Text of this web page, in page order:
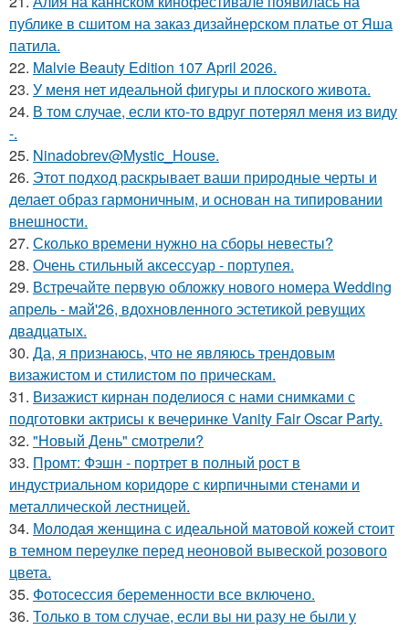
публике в сшитом на заказ дизайнерском платье от Яша
патила.
22. Malvie Beauty Edition 107 April 2026.
23. У меня нет идеальной фигуры и плоского живота.
24. В том случае, если кто-то вдруг потерял меня из виду
-.
25. Ninadobrev@Mystic_House.
26. Этот подход раскрывает ваши природные черты и
делает образ гармоничным, и основан на типировании
внешности.
27. Сколько времени нужно на сборы невесты?
28. Очень стильный аксессуар - портупея.
29. Встречайте первую обложку нового номера Wedding
апрель - май'26, вдохновленного эстетикой ревущих
двадцатых.
30. Да, я признаюсь, что не являюсь трендовым
визажистом и стилистом по прическам.
31. Визажист кирнан поделиося с нами снимками с
подготовки актрисы к вечеринке Vanity Fair Oscar Party.
32. "Новый День" смотрели?
33. Промт: Фэшн - портрет в полный рост в
индустриальном коридоре с кирпичными стенами и
металлической лестницей.
34. Молодая женщина с идеальной матовой кожей стоит
в темном переулке перед неоновой вывеской розового
цвета.
35. Фотосессия беременности все включено.
36. Только в том случае, если вы ни разу не были у